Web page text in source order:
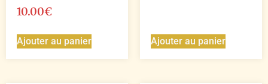
10.00€
Ajouter au panier Ajouter au panier